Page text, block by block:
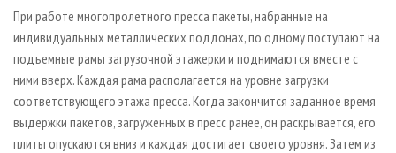
При работе многопролетного пресса пакеты, набранные на
индивидуальных металлических поддонах, по одному поступают на
подъемные рамы загрузочной этажерки и поднимаются вместе с
ними вверх. Каждая рама располагается на уровне загрузки
соответствующего этажа пресса. Когда закончится заданное время
выдержки пакетов, загруженных в пресс ранее, он раскрывается, его
плиты опускаются вниз и каждая достигает своего уровня. Затем из